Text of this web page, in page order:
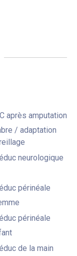
après amputation
/ adaptation
neurologique
périnéale
périnéale
de la main